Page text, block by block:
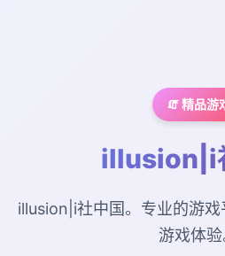
🧯 精品游
illusion|i
illusion|i社中国。专业的游
游戏体验